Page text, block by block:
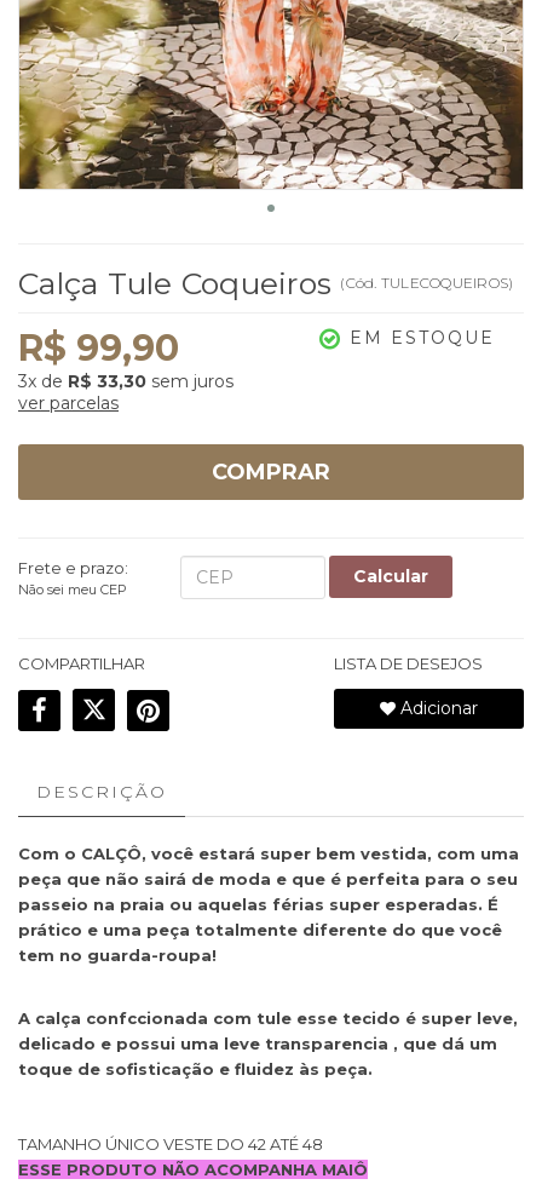
Calça Tule Coqueiros (Cód. TULECOQUEIROS)
R$ 99,90
3x de R$ 33,30 sem juros
ver parcelas
EM ESTOQUE
COMPRAR
Frete e prazo:
Não sei meu CEP
Calcular
COMPARTILHAR LISTA DE DESEJOS
Adicionar
DESCRIÇÃO
Com o CALÇÔ, você estará super bem vestida, com uma
peça que não sairá de moda e que é perfeita para o seu
passeio na praia ou aquelas férias super esperadas. É
prático e uma peça totalmente diferente do que você
tem no guarda-roupa!
A calça confccionada com tule esse tecido é super leve,
delicado e possui uma leve transparencia , que dá um
toque de sofisticação e fluidez às peça.
TAMANHO ÚNICO VESTE DO 42 ATÉ 48
ESSE PRODUTO NÃO ACOMPANHA MAIÔ